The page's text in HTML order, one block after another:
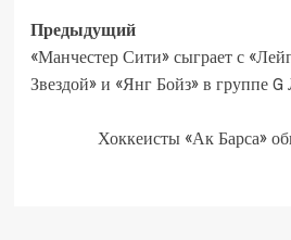
Предыдущий
«Манчестер Сити» сыграет с
Звездой» и «Янг Бойз» в группе
Хоккеисты «Ак Барса»